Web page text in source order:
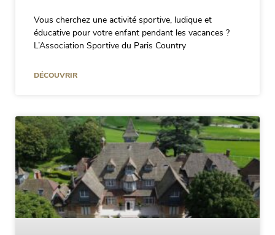
Vous cherchez une activité sportive, ludique et
éducative pour votre enfant pendant les vacances ?
L’Association Sportive du Paris Country
DÉCOUVRIR